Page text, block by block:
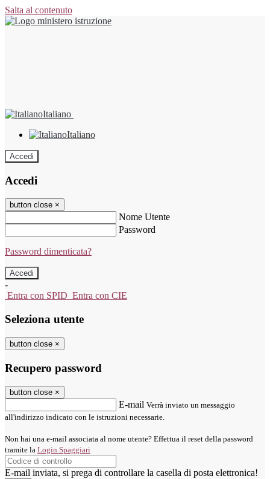
Salta al contenuto
Italiano
Italiano
Accedi
Accedi
button close ×
Nome Utente
Password
Password dimenticata?
-
Entra con SPID Entra con CIE
Seleziona utente
button close ×
Recupero password
button close ×
E-mail Verrà inviato un messaggio
all'indirizzo indicato con le istruzioni necessarie.
Non hai una e-mail associata al nome utente? Effettua il reset della password
tramite la Login Spaggiari
E-mail inviata, si prega di controllare la casella di posta elettronica!